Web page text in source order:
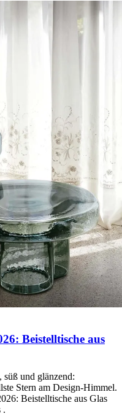
Beistelltische aus
süß und glänzend:
Stern am Design-Himmel.
Beistelltische aus Glas
.